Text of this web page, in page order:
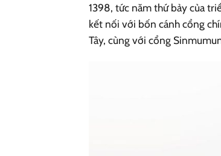
1398, tức năm thứ bảy của
kết nối với bốn cánh cổng
Tây, cùng với cổng